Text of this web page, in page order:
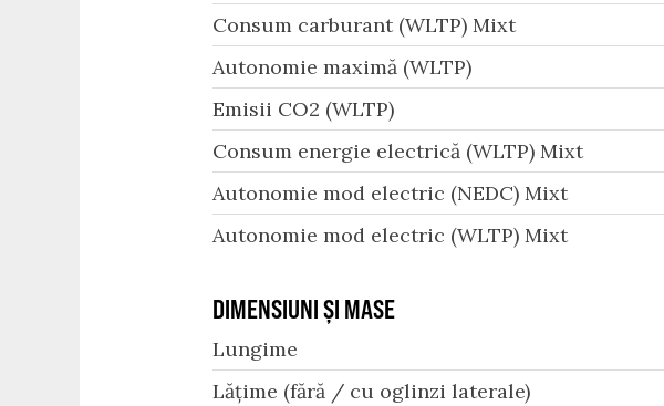
Consum carburant (WLTP) Mixt
Autonomie maximă (WLTP)
Emisii CO2 (WLTP)
Consum energie electrică (WLTP) Mixt
Autonomie mod electric (NEDC) Mixt
Autonomie mod electric (WLTP) Mixt
DIMENSIUNI ȘI MASE
Lungime
Lățime (fără / cu oglinzi laterale)